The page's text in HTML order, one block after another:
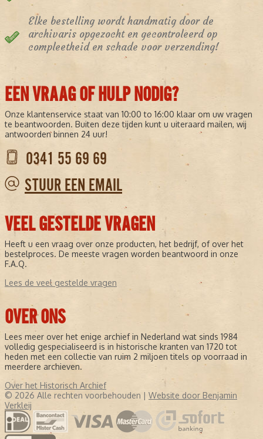
Elke bestelling wordt handmatig door de
archivaris opgezocht en gecontroleerd op
compleetheid en schade voor verzending!
EEN VRAAG OF HULP NODIG?
Onze klantenservice staat van 10:00 to 16:00 klaar om uw vragen
te beantwoorden. Buiten deze tijden kunt u uiteraard mailen, wij
antwoorden binnen 24 uur!
0341 55 69 69
STUUR EEN EMAIL
VEEL GESTELDE VRAGEN
Heeft u een vraag over onze producten, het bedrijf, of over het
bestelproces. De meeste vragen worden beantwoord in onze
F.A.Q.
Lees de veel gestelde vragen
OVER ONS
Lees meer over het enige archief in Nederland wat sinds 1984
volledig gespecialiseerd is in historische kranten van 1720 tot
heden met een collectie van ruim 2 miljoen titels op voorraad in
meerdere archieven.
Over het Historisch Archief
© 2026 Alle rechten voorbehouden | Website door Benjamin
Verkleij